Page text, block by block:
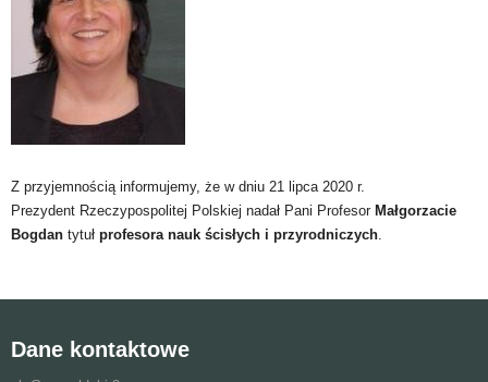
Z przyjemnością informujemy, że w dniu 21 lipca 2020 r.
Prezydent Rzeczypospolitej Polskiej nadał Pani Profesor Małgorzacie
Bogdan tytuł profesora nauk ścisłych i przyrodniczych
Dane kontaktowe